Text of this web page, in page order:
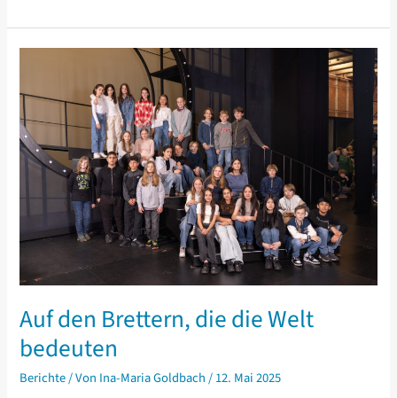
Geist
lebt!
Auf den Brettern, die die Welt
bedeuten
Berichte/ Von Ina-Maria Goldbach/12. Mai 2025